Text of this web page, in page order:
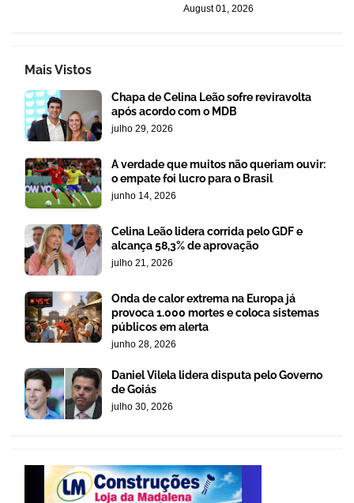
August 01, 2026
Mais Vistos
Chapa de Celina Leão sofre reviravolta
após acordo com o MDB
julho 29, 2026
A verdade que muitos não queriam ouvir:
o empate foi lucro para o Brasil
junho 14, 2026
Celina Leão lidera corrida pelo GDF e
alcança 58,3% de aprovação
julho 21, 2026
Onda de calor extrema na Europa já
provoca 1.000 mortes e coloca sistemas
públicos em alerta
junho 28, 2026
Daniel Vilela lidera disputa pelo Governo
de Goiás
julho 30, 2026